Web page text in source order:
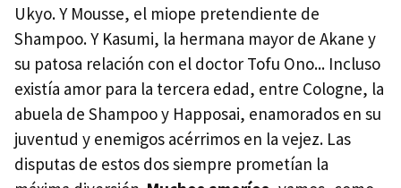
Ukyo. Y Mousse, el miope pretendiente de
Shampoo. Y Kasumi, la hermana mayor de Akane y
su patosa relación con el doctor Tofu Ono... Incluso
existía amor para la tercera edad, entre Cologne, la
abuela de Shampoo y Happosai, enamorados en su
juventud y enemigos acérrimos en la vejez. Las
disputas de estos dos siempre prometían la